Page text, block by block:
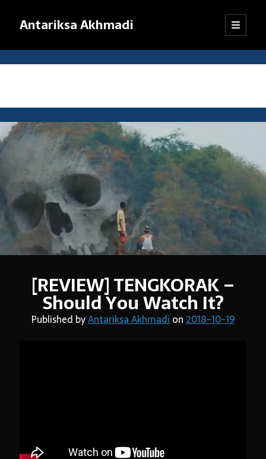
Antariksa Akhmadi
open
primary
Sidebar
Librarian, information junkie, and perpetual dilettante. Likes anything
Catatan:
Blog ini adalah kumpulan tulisan yang dibuat oleh saya semenjak
SMP kelas VIII (sekarang saya sudah bekerja). Dari mula-mula menulis
blog hingga sekarang, pendapat dan pemikiran saya sudah jauh
berubah. Oleh karena itu, mohon kebijaksanaan pembaca dalam
menanggapi tulisan-tulisan yang sudah lama.
Jika ada komentar yang tidak termuat, kemungkinan besar
tanggapan itu tersangkut sistemanti-spam
WordPress. Pasti akan
saya kembalikan, kok.
Arsip:
[REVIEW] TENGKORAK –
Should You Watch It?
Published byAntariksa Akhmadi on 2018-10-19